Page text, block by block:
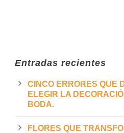
Entradas recientes
CINCO ERRORES QUE
ELEGIR LA
BODA.
FLORES QUE